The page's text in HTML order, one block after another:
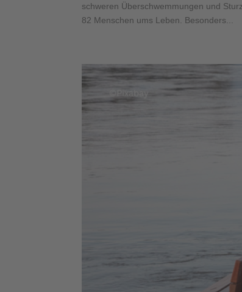
schweren Überschwemmungen und
82 Menschen ums Leben. Besonders...